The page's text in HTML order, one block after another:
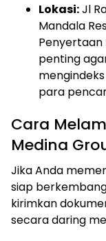
Lokasi:Jl
Mandala
Penyertaan
penting
para
Cara
Medina
Jika Anda
siap
kirimkan
secara daring